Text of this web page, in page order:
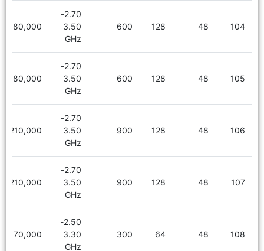
104
48
128
600
2.70-
3.50
GHz
6,380,000
105
48
128
600
2.70-
3.50
GHz
6,380,000
106
48
128
900
2.70-
3.50
GHz
6,210,000
107
48
128
900
2.70-
3.50
GHz
6,210,000
108
48
64
300
2.50-
3.30
GHz
5,170,000